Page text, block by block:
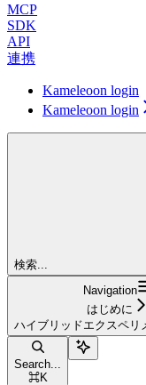
MCP
SDK
API
連携
Kameleoon login
Kameleoon login
検索...
Navigation
はじめに
ハイブリッドエクスペリ
Search...
⌘K